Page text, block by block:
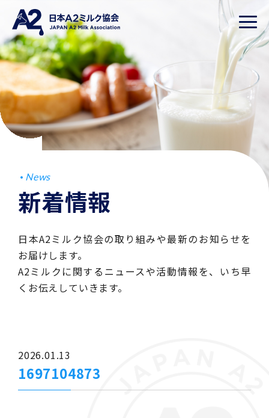
News
新着情報
日本A2ミルク協会の取り組みや最新のお知らせを
お届けします。
A2ミルクに関するニュースや活動情報を、いち早
くお伝えしていきます。
2026.01.13
1697104873